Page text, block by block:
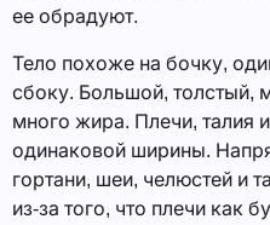
ее обрадуют.
Тело похоже на бочку,
сбоку. Большой, толстый,
много жира. Плечи, талия
одинаковой ширины.
гортани, шеи, челюстей и
из-за того, что плечи как